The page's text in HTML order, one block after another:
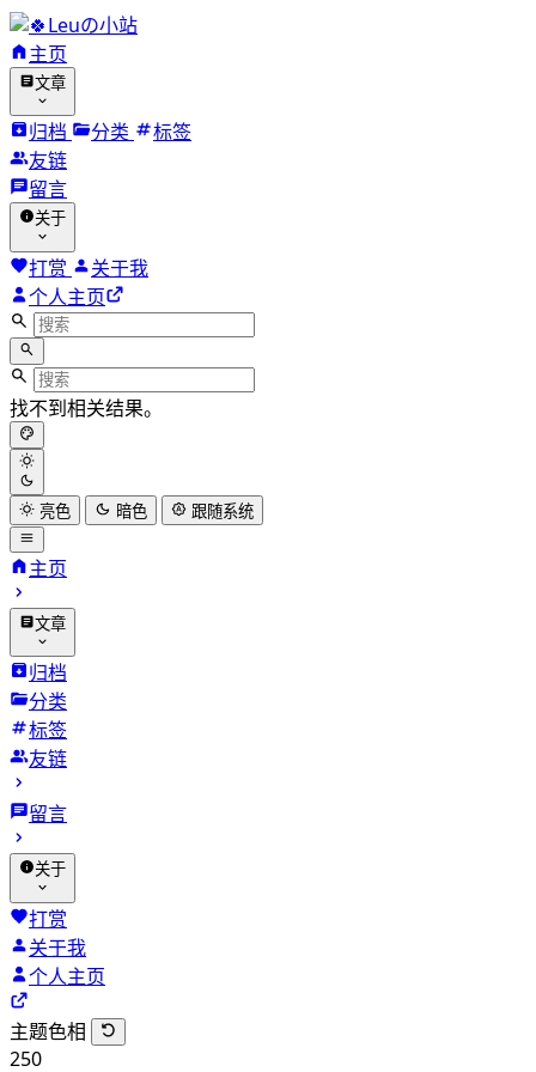
Leuの小站
主页
文章
归档 分类
标签
友链
留言
关于
打赏
关于我
个人主页
找不到相关结果。
亮色 暗色 跟随系统
主页
文章
归档
分类
标签
友链
留言
关于
打赏
关于我
个人主页
主题色相
250